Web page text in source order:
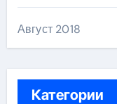
Август 2018
Категории